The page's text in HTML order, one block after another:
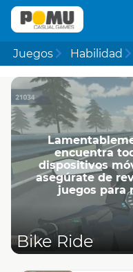
Juegos Habilidad
encuentra
dispositivos
asegúrate de
juegos para
Bike Ride